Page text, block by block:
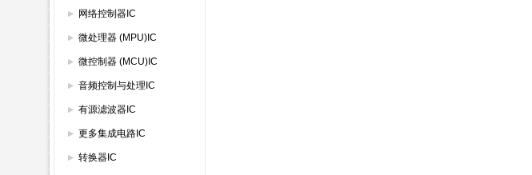
网络控制器IC
微处理器 (MPU)IC
微控制器 (MCU)IC
音频控制与处理IC
有源滤波器IC
更多集成电路IC
转换器IC